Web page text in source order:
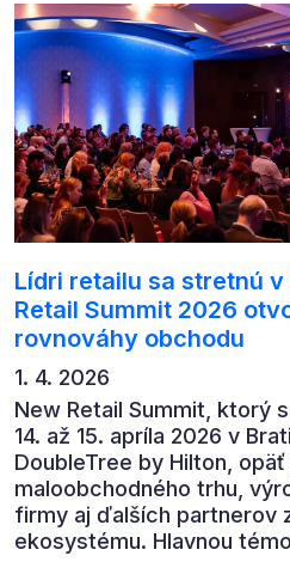
automatizaci, leadership i
Lídri retailu sa stretnú
Retail Summit 2026
rovnováhy obchodu
1. 4. 2026
New Retail Summit, ktorý
14. až 15. apríla 2026 v
DoubleTree by Hilton,
maloobchodného trhu,
firmy aj ďalších partnerov
ekosystému. Hlavnou